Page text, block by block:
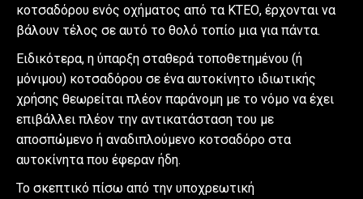
κοτσαδόρου ενός οχήματος από τα ΚΤΕΟ, έρχονται να
βάλουν τέλος σε αυτό το θολό τοπίο μια για πάντα.
Ειδικότερα, η ύπαρξη σταθερά τοποθετημένου (ή
μόνιμου) κοτσαδόρου σε ένα αυτοκίνητο ιδιωτικής
χρήσης θεωρείται πλέον παράνομη με το νόμο να έχει
επιβάλλει πλέον την αντικατάσταση του με
αποσπώμενο ή αναδιπλούμενο κοτσαδόρο στα
αυτοκίνητα που έφεραν ήδη.
Το σκεπτικό πίσω από την υποχρεωτική